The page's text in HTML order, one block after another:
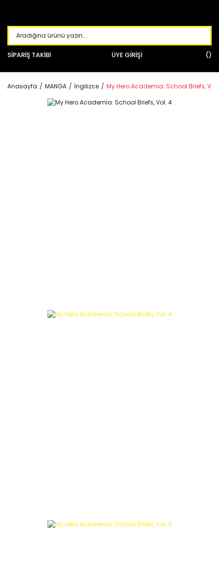
SİPARİŞ TAKİBİ ÜYE GİRİŞİ
Anasayfa MANGA İngilizce My Hero Academia: School Briefs,